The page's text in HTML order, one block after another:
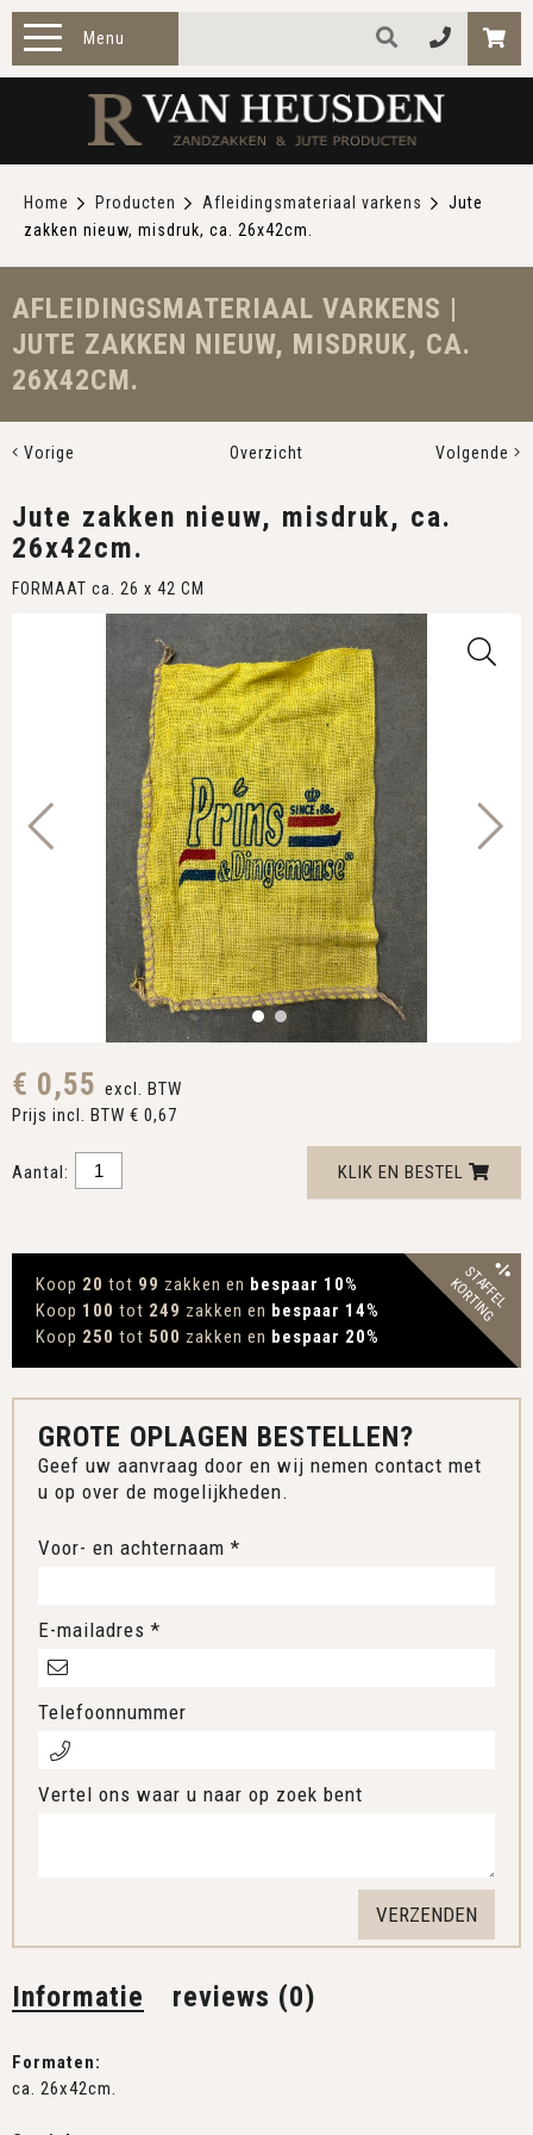
Menu
ZAKELIJK
TOEPASSINGEN
OVER ONS
Home Producten Afleidingsmateriaal varkens
Jute
zakken nieuw, misdruk, ca. 26x42cm.
AFLEIDINGSMATERIAAL VARKENS |
JUTE ZAKKEN NIEUW, MISDRUK, CA.
26X42CM.
Vorige Overzicht Volgende
Informatie reviews (0)
Formaten:
ca. 26x42cm.
Jute zakken nieuw, misdruk, ca.
26x42cm.
FORMAAT ca. 26 x 42 CM
€ 0,55 excl. BTW
Prijs incl. BTW € 0,67
Aantal: KLIK EN BESTEL
Koop 20 tot 99 zakken en bespaar 10%
Koop 100 tot 249 zakken en bespaar 14%
Koop 250 tot 500 zakken en bespaar 20%
STAFFEL
KORTING
GROTE OPLAGEN BESTELLEN?
Geef uw aanvraag door en wij nemen contact met
u op over de mogelijkheden.
Voor- en achternaam *
E-mailadres *
Telefoonnummer
Vertel ons waar u naar op zoek bent